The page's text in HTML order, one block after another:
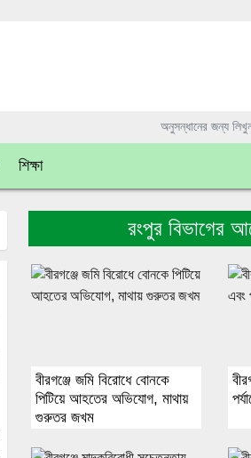
শিক্ষা
রংপুর বিভাগের
বীরগঞ্জে জমি বিরোধে বোনকে
পিটিয়ে আহতের অভিযোগ, মাথায়
গুরুতর জখম